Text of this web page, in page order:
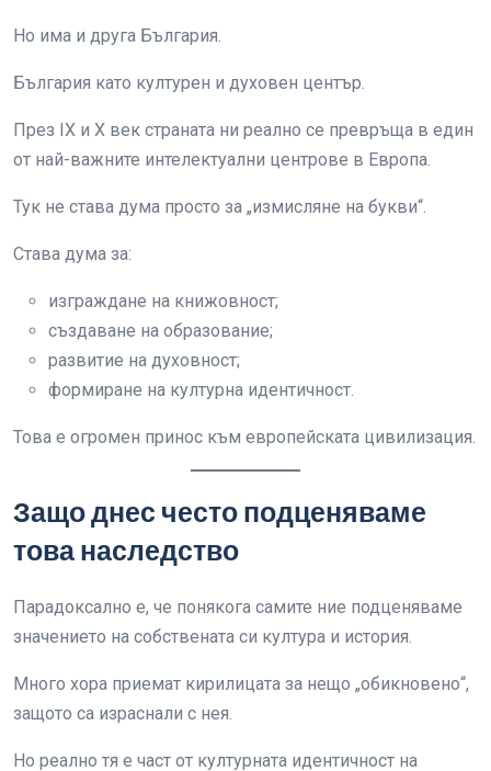
Но има и друга България.
България като културен и духовен център.
През IX и X век страната ни реално се превръща в един
от най-важните интелектуални центрове в Европа.
Тук не става дума просто за „измисляне на букви“.
Става дума за:
изграждане на книжовност;
създаване на образование;
развитие на духовност;
формиране на културна идентичност.
Това е огромен принос към европейската цивилизация.
Защо днес често подценяваме
това наследство
Парадоксално е, че понякога самите ние подценяваме
значението на собствената си култура и история.
Много хора приемат кирилицата за нещо „обикновено“,
защото са израснали с нея.
Но реално тя е част от културната идентичност на